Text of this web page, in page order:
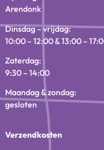
Arendonk
Dinsdag – vrijdag:
10:00 – 12:00 & 13:00 –
Zaterdag:
9:30 – 14:00
Maandag & zondag:
gesloten
Verzendkosten